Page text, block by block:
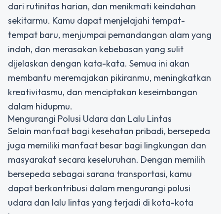
dari rutinitas harian, dan menikmati keindahan
sekitarmu. Kamu dapat menjelajahi tempat-
tempat baru, menjumpai pemandangan alam yang
indah, dan merasakan kebebasan yang sulit
dijelaskan dengan kata-kata. Semua ini akan
membantu meremajakan pikiranmu, meningkatkan
kreativitasmu, dan menciptakan keseimbangan
dalam hidupmu.
Mengurangi Polusi Udara dan Lalu Lintas
Selain manfaat bagi kesehatan pribadi, bersepeda
juga memiliki manfaat besar bagi lingkungan dan
masyarakat secara keseluruhan. Dengan memilih
bersepeda sebagai sarana transportasi, kamu
dapat berkontribusi dalam mengurangi polusi
udara dan lalu lintas yang terjadi di kota-kota